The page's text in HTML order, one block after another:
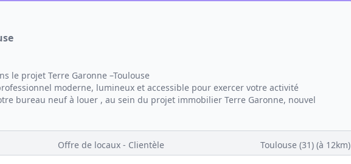
le projet Terre Garonne –Toulouse
moderne, lumineux et accessible pour exercer votre activité
bureau neuf à louer , au sein du projet immobilier Terre Garonne, nouvel
Offre de locaux - Clientèle Toulouse (31)(à 12km)